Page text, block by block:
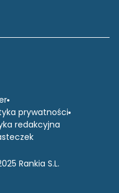
prywatności
redakcyjna
Rankia S.L.